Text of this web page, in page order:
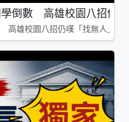
倒數 高雄校園八招仍
雄校園八招仍嘆「找無人」